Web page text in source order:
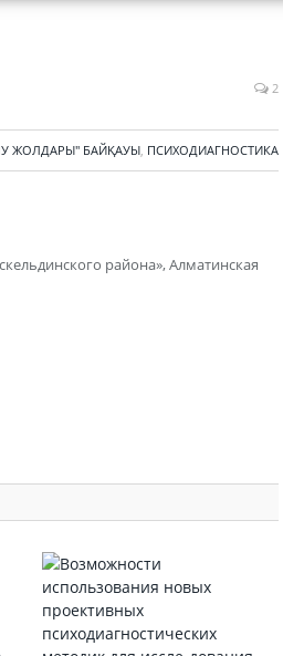
2
ЖОЛДАРЫ" БАЙҚАУЫ ПСИХОДИАГНОСТИКА
района», Алматинская